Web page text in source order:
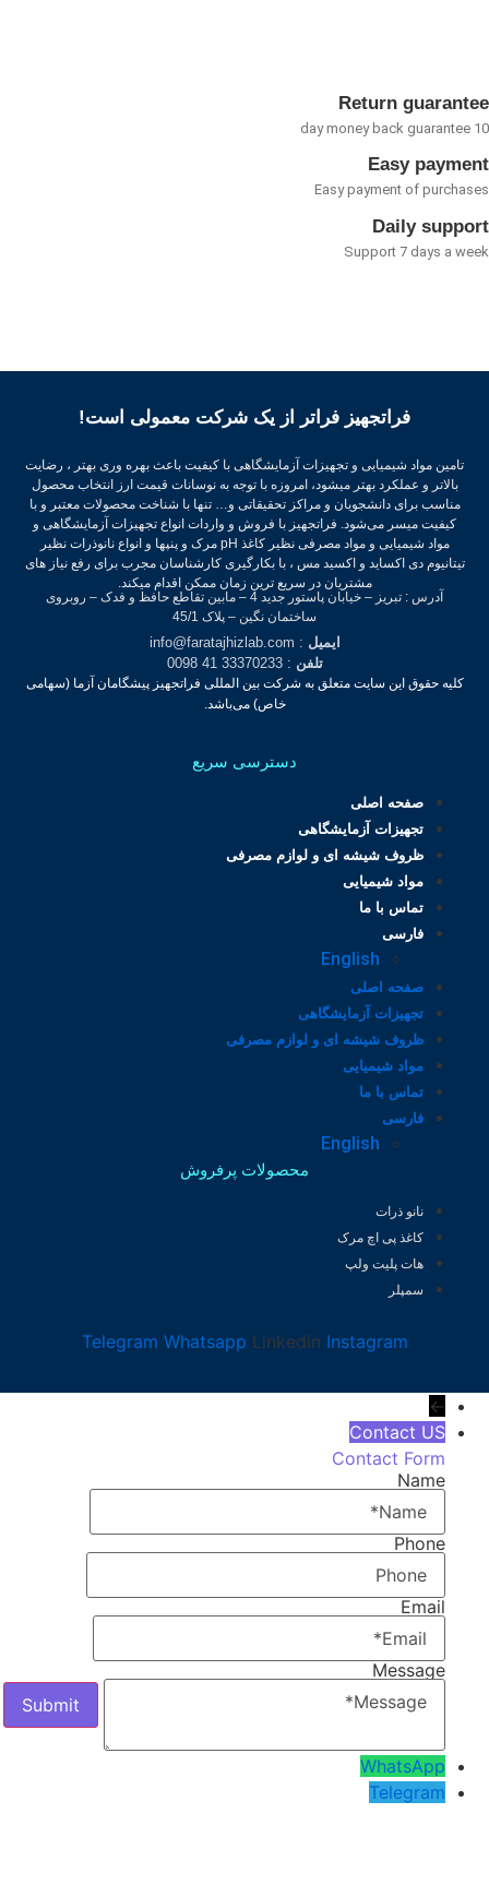
Return
Easy
Easy payment of
Daily
Support 7 days a
فراتجهیز فراتر از یک شرکت معمولی است!
تامین مواد شیمیایی و تجهیزات آزمایشگاهی با کیفیت باعث بهره وری بهتر ، رضایت
بالاتر و عملکرد بهتر میشود، امروزه با توجه به نوسانات قیمت ارز انتخاب محصول
مناسب برای دانشجویان و مراکز تحقیقاتی و… تنها با شناخت محصولات معتبر و با
کیفیت میسر می‌شود.فراتجهیز با فروش و واردات انواع تجهیزات آزمایشگاهی و
مواد شیمیایی و مواد مصرفی نظیر کاغذ pH مرک و پنپها و انواع نانوذرات نظیر
تیتانیوم دی اکساید و اکسید مس ، با بکارگیری کارشناسان مجرب برای رفع نیاز های
مشتریان در سریع ترین زمان ممکن اقدام میکند.
آدرس : تبریز – خیابان پاستور جدید 4 – مابین تقاطع حافظ و فدک – روبروی
ساختمان نگین – پلاک 45/1
ایمیل: info@faratajhizlab.com
تلفن: 33370233 41 0098
کلیه حقوق این سایت متعلق به شرکت بین المللی فراتجهیز پیشگامان آزما (سهامی
خاص) می‌باشد.
دسترسی سریع
صفحه اصلی
تجهیزات آزمایشگاهی
ظروف شیشه ای و لوازم مصرفی
مواد شیمیایی
تماس با ما
فارسی
English
صفحه اصلی
تجهیزات آزمایشگاهی
ظروف شیشه ای و لوازم مصرفی
مواد شیمیایی
تماس با ما
فارسی
English
محصولات پرفروش
نانو ذرات
کاغذ پی اچ مرک
هات پلیت ولپ
سمپلر
Telegram Whatsapp Linkedin Instagram
←
Contact US
Contact Form
Name
Phone
Email
Message
WhatsApp
Telegram